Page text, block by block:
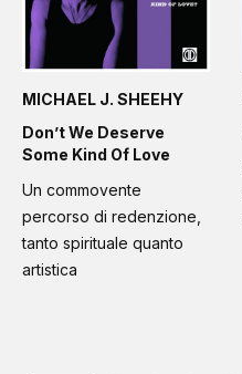
MICHAEL J. SHEEHY
Don’t We Deserve
Some Kind Of Love
Un commovente
percorso di redenzione,
tanto spirituale quanto
artistica